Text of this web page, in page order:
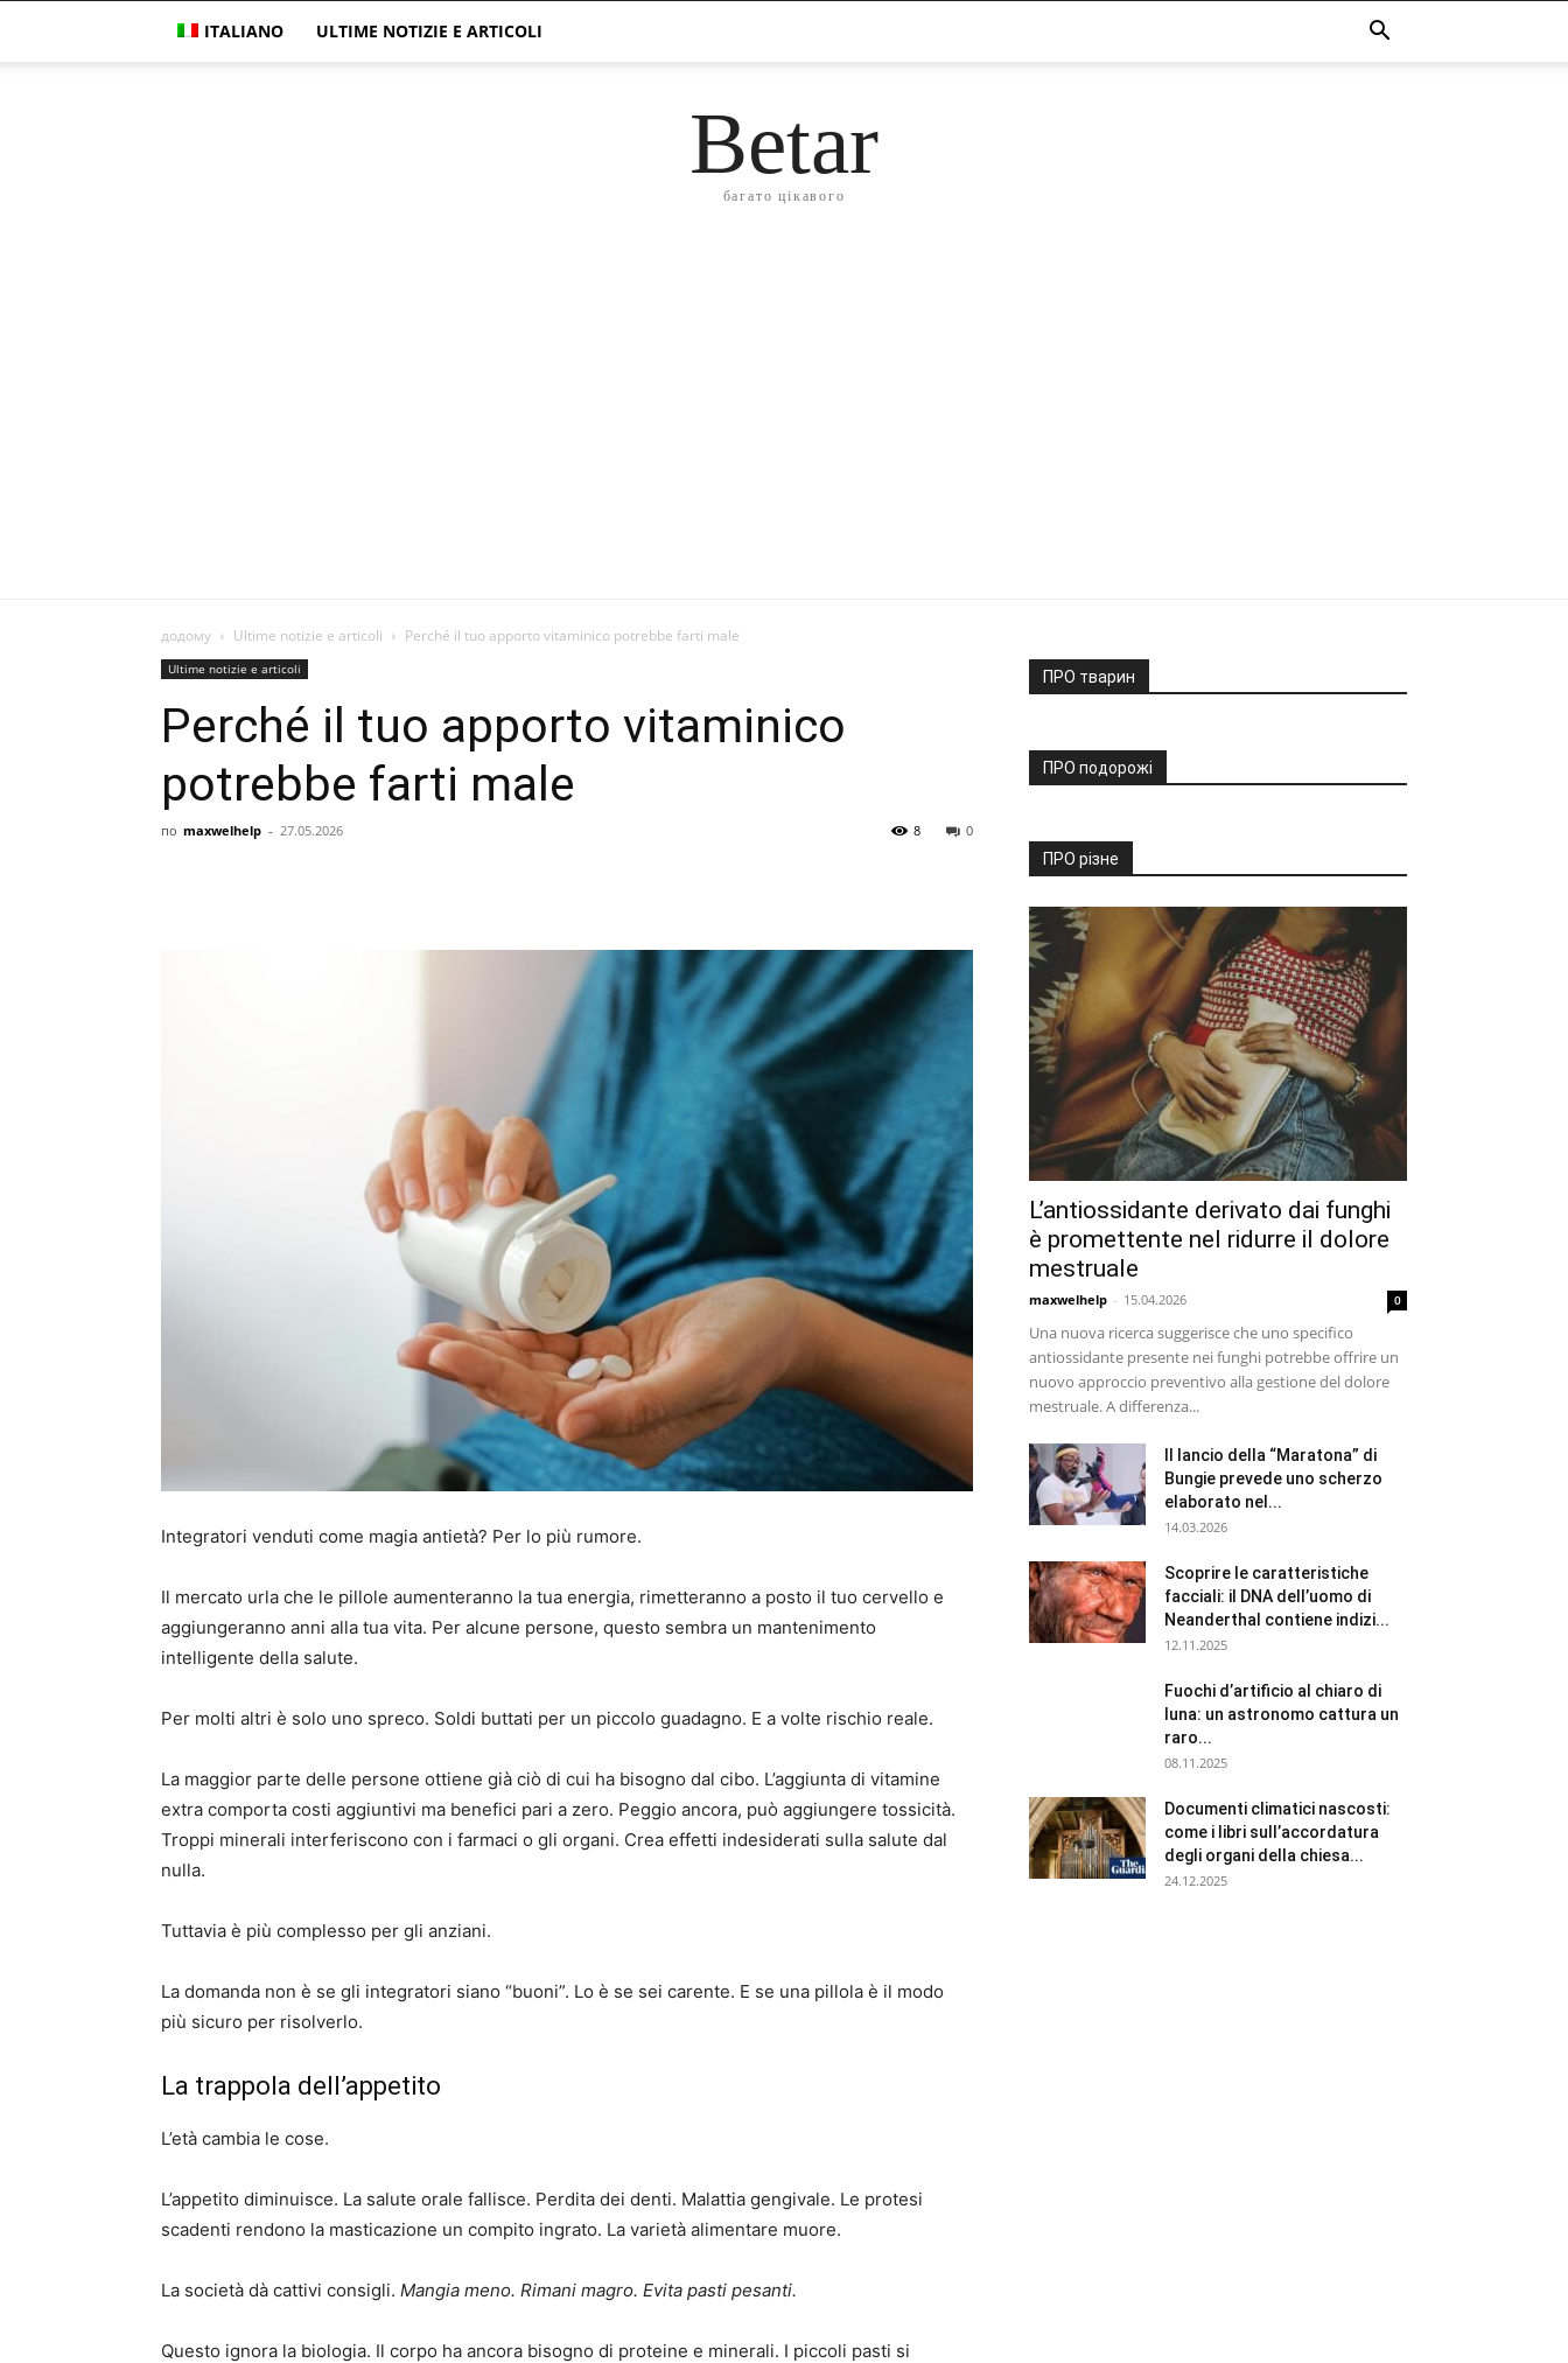
ITALIANO ULTIME NOTIZIE E ARTICOLI
Betar
багато цікавого
додому Ultime notizie e articoli Perché il tuo apporto vitaminico potrebbe farti male
Ultime notizie e articoli
Perché il tuo apporto vitaminico
potrebbe farti male
по maxwelhelp - 27.05.2026 0
8
Integratori venduti come magia antietà? Per lo più rumore.
Il mercato urla che le pillole aumenteranno la tua energia, rimetteranno a posto il tuo cervello e
aggiungeranno anni alla tua vita. Per alcune persone, questo sembra un mantenimento
intelligente della salute.
Per molti altri è solo uno spreco. Soldi buttati per un piccolo guadagno. E a volte rischio reale.
La maggior parte delle persone ottiene già ciò di cui ha bisogno dal cibo. L’aggiunta di vitamine
extra comporta costi aggiuntivi ma benefici pari a zero. Peggio ancora, può aggiungere tossicità.
Troppi minerali interferiscono con i farmaci o gli organi. Crea effetti indesiderati sulla salute dal
nulla.
Tuttavia è più complesso per gli anziani.
La domanda non è se gli integratori siano “buoni”. Lo è se sei carente. E se una pillola è il modo
più sicuro per risolverlo.
La trappola dell’appetito
L’età cambia le cose.
L’appetito diminuisce. La salute orale fallisce. Perdita dei denti. Malattia gengivale. Le protesi
scadenti rendono la masticazione un compito ingrato. La varietà alimentare muore.
La società dà cattivi consigli. Mangia meno. Rimani magro. Evita pasti pesanti.
Questo ignora la biologia. Il corpo ha ancora bisogno di proteine ​​e minerali. I piccoli pasti si
ПРО тварин
ПРО подорожі
ПРО різне
L’antiossidante derivato dai funghi
è promettente nel ridurre il dolore
mestruale
maxwelhelp - 15.04.2026 0
Una nuova ricerca suggerisce che uno specifico
antiossidante presente nei funghi potrebbe offrire un
nuovo approccio preventivo alla gestione del dolore
mestruale. A differenza...
Il lancio della “Maratona” di
Bungie prevede uno scherzo
elaborato nel...
14.03.2026
Scoprire le caratteristiche
facciali: il DNA dell’uomo di
Neanderthal contiene indizi...
12.11.2025
Fuochi d’artificio al chiaro di
luna: un astronomo cattura un
raro...
08.11.2025
Documenti climatici nascosti:
come i libri sull’accordatura
degli organi della chiesa...
24.12.2025